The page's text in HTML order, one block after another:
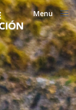
Menu
Close